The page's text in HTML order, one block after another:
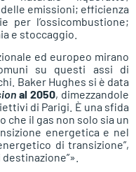
emissioni; efficienza
per l’ossicombustione;
e stoccaggio.
ed europeo mirano
su questi assi di
Baker Hughes si è data
al 2050, dimezzandole
di Parigi. È una sfida
che il gas non solo sia un
energetica e nel
di transizione”,